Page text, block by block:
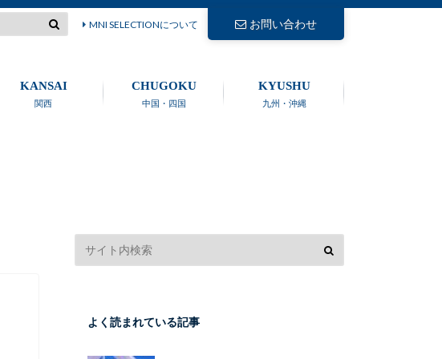
お問い合わせ
MNI SELECTIONについて
関西
KANSAI
中国・四国
CHUGOKU
九州・沖縄
KYUSHU
よく読まれている記事